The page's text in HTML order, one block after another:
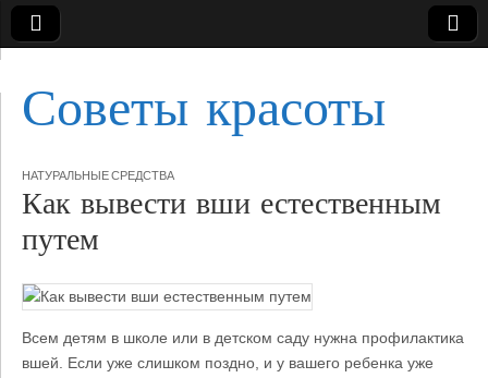
Советы красоты
НАТУРАЛЬНЫЕ СРЕДСТВА
Как вывести вши естественным
путем
Всем детям в школе или в детском саду нужна профилактика
вшей. Если уже слишком поздно, и у вашего ребенка уже